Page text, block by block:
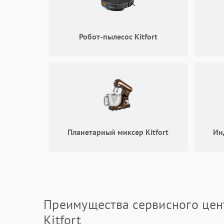
Робот-пылесос Kitfort
Планетарный миксер Kitfort
Преимущества сервисного
Kitfort